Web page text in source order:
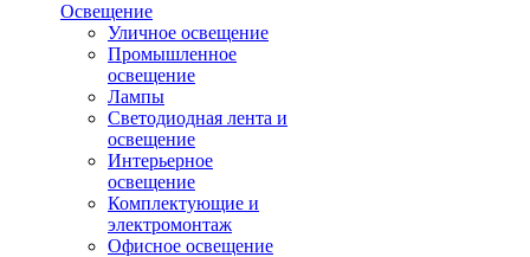
Освещение
Уличное освещение
Промышленное
освещение
Лампы
Светодиодная лента и
освещение
Интерьерное
освещение
Комплектующие и
электромонтаж
Офисное освещение